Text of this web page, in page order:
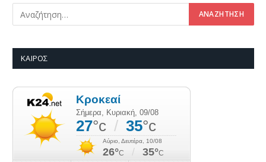
ΚΑΙΡΌΣ